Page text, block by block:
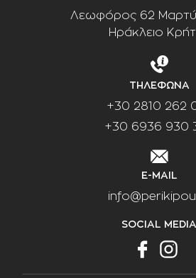
Λεωφόρος 62
Ηράκλειο
ΤΗΛΕΦΩΝΑ
+30 2810 262
+30 6936 930
E-MAIL
SOCIAL MEDIA